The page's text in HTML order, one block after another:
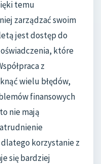
temu
zarządzać swoim
jest dostęp do
które
z
wielu błędów,
finansowych
nie mają
korzystanie z
się bardziej